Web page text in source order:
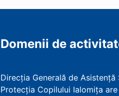
Domenii de
Direcția Generală de Asistență
Protecția Copilului Ialomița